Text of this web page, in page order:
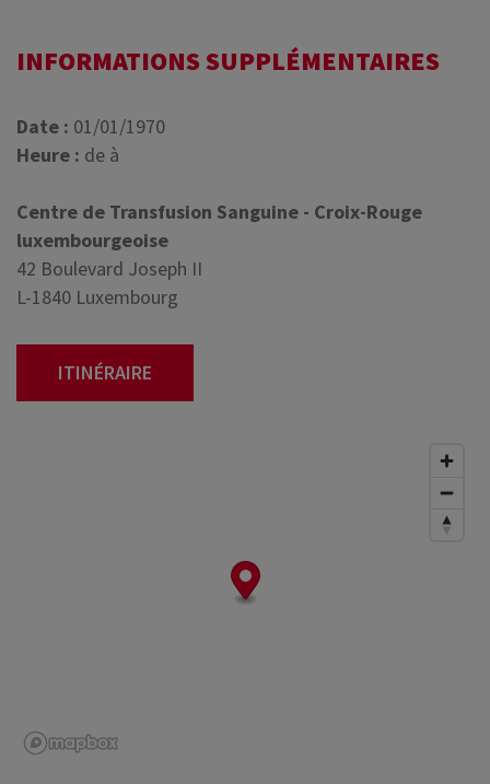
INFORMATIONS SUPPLÉMENTAIRES
Date : 01/01/1970
Heure : de à
Centre de Transfusion Sanguine - Croix-Rouge
luxembourgeoise
42 Boulevard Joseph II
L-1840 Luxembourg
ITINÉRAIRE